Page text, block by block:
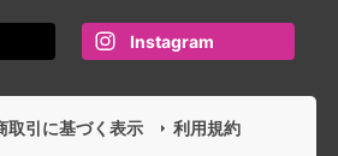
Instagram
取引に基づく表示 利用規約